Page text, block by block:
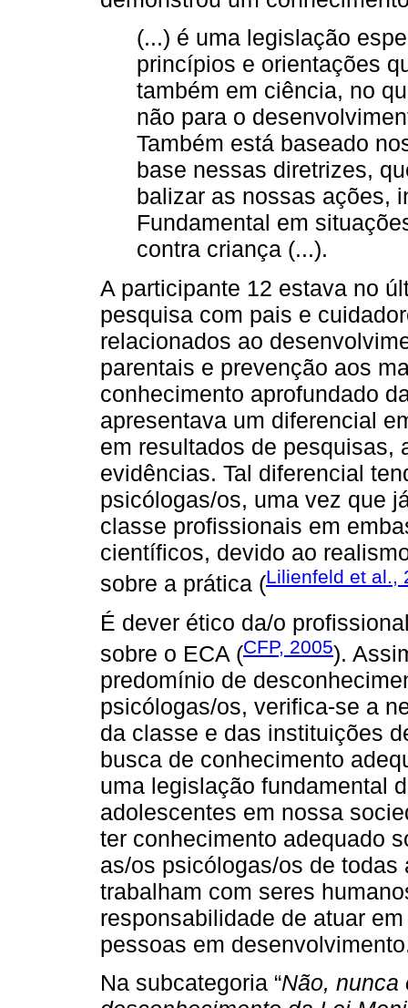
(...) é uma legislação
princípios e orientações
também em ciência, no
não para o
Também está baseado
base nessas diretrizes,
balizar as nossas ações,
Fundamental em
contra criança (...).
A participante 12 estava no
pesquisa com pais e
relacionados ao
parentais e prevenção aos
conhecimento aprofundado
apresentava um diferencial
em resultados de pesquisas,
evidências. Tal diferencial
psicólogas/os, uma vez que
classe profissionais em
científicos, devido ao
sobre a prática (Lilienfeld et al.,
É dever ético da/o
sobre o ECA (CFP, 2005).
predomínio de
psicólogas/os, verifica-se a
da classe e das instituições
busca de conhecimento
uma legislação fundamental
adolescentes em nossa
ter conhecimento adequado
as/os psicólogas/os de
trabalham com seres
responsabilidade de atuar
pessoas em
Na subcategoria “Não, nunca